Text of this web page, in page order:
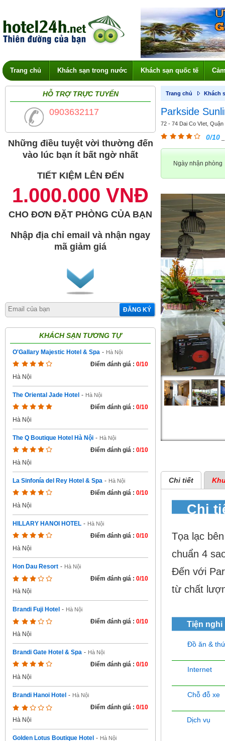
Trang chủ Khách sạn trong nước Khách sạn quốc tế
HỖ TRỢ TRỰC TUYẾN
0903632117
Những điều tuyệt vời thường đến
vào lúc bạn ít bất ngờ nhất
TIẾT KIỆM LÊN ĐẾN
1.000.000 VNĐ
CHO ĐƠN ĐẶT PHÒNG CỦA BẠN
Nhập địa chỉ email và nhận ngay
mã giảm giá
ĐĂNG KÝ
KHÁCH SẠN TƯƠNG TỰ
O'Gallary Majestic Hotel & Spa - Hà Nội
Điểm đánh giá : 0/10
Hà Nội
The Oriental Jade Hotel - Hà Nội
Điểm đánh giá : 0/10
Hà Nội
The Q Boutique Hotel Hà Nội - Hà Nội
Điểm đánh giá : 0/10
Hà Nội
La Sinfonía del Rey Hotel & Spa - Hà Nội
Điểm đánh giá : 0/10
Hà Nội
HILLARY HANOI HOTEL - Hà Nội
Điểm đánh giá : 0/10
Hà Nội
Hon Dau Resort - Hà Nội
Điểm đánh giá : 0/10
Hà Nội
Brandi Fuji Hotel - Hà Nội
Điểm đánh giá : 0/10
Hà Nội
Brandi Gate Hotel & Spa - Hà Nội
Điểm đánh giá : 0/10
Hà Nội
Brandi Hanoi Hotel - Hà Nội
Điểm đánh giá : 0/10
Hà Nội
Golden Lotus Boutique Hotel - Hà Nội
Trang chủ Khách
Parkside
72 - 74 Dai Co VIet,
0/10
Ngày nhận phòng
Chi tiết
Chi
Tọa lạc
chuẩn 4
Đến với
từ chất
Tiện nghi
Đồ ăn &
Internet
Chỗ đỗ xe
Dịch vụ